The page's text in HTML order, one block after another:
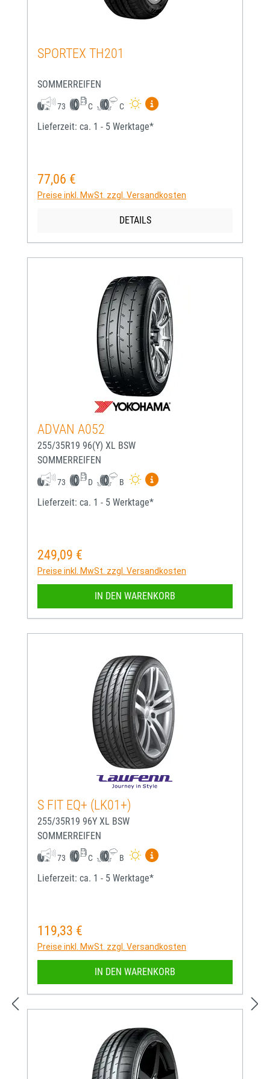
SPORTEX TH201
SOMMERREIFEN
73 C C
Mehr Informationen zum
Lieferzeit: ca. 1 - 5 Werktage*
Regulärer Preis:
77,06 €
Preise inkl. MwSt. zzgl. Versandkosten
DETAILS
ADVAN A052
255/35R19 96(Y) XL BSW
SOMMERREIFEN
73 D B
Mehr Informationen zum
Lieferzeit: ca. 1 - 5 Werktage*
Regulärer Preis:
249,09 €
Preise inkl. MwSt. zzgl. Versandkosten
IN DEN WARENKORB
S FIT EQ+ (LK01+)
255/35R19 96Y XL BSW
SOMMERREIFEN
73 C B
Mehr Informationen zum
Lieferzeit: ca. 1 - 5 Werktage*
Regulärer Preis:
119,33 €
Preise inkl. MwSt. zzgl. Versandkosten
IN DEN WARENKORB